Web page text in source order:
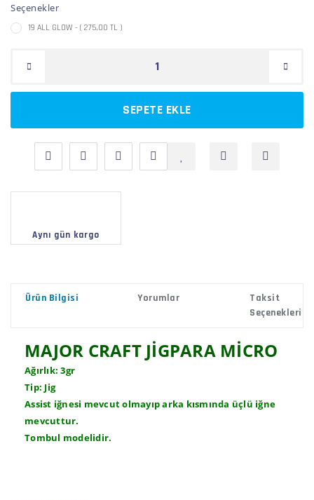
Seçenekler
19 ALL GLOW - ( 275,00 TL )
SEPETE EKLE
Aynı gün kargo
Ürün Bilgisi Yorumlar
Taksit
Seçenekleri
MAJOR CRAFT JİGPARA MİCRO
Ağırlık: 3gr
Tip: Jig
Assist iğnesi mevcut olmayıp arka kısmında üçlü iğne
mevcuttur.
Tombul modelidir.